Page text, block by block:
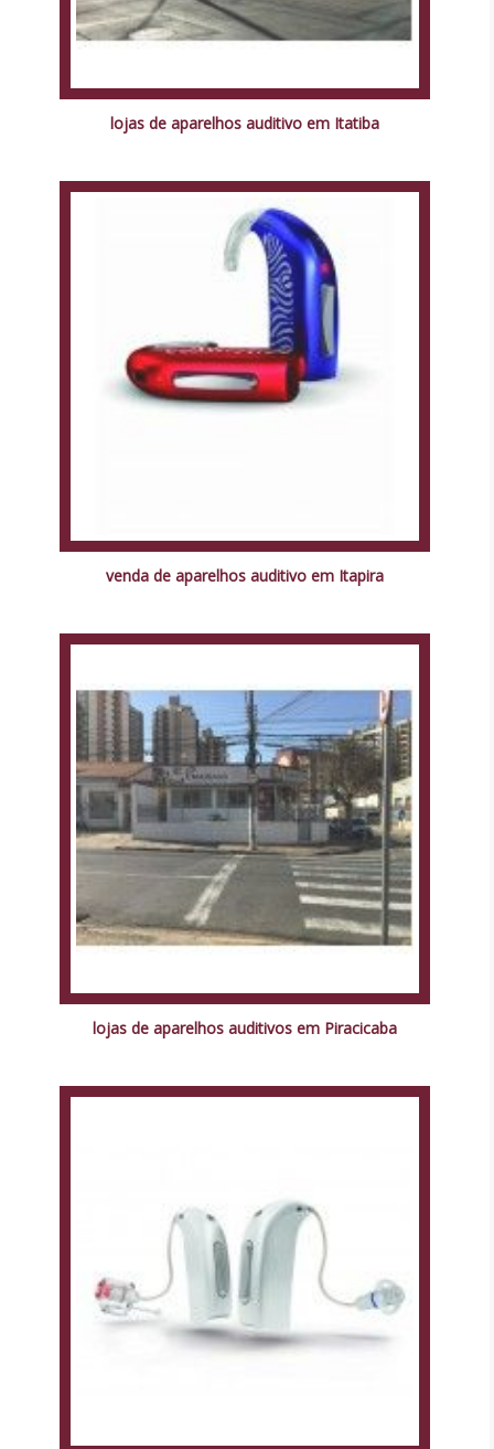
lojas de aparelhos auditivo em Itatiba
venda de aparelhos auditivo em Itapira
lojas de aparelhos auditivos em Piracicaba